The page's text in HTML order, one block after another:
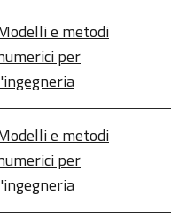
e metodi
per
e metodi
per